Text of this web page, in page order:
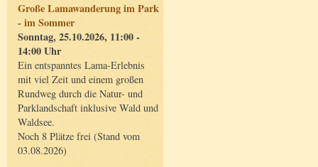
Große Lamawanderung im Park
- im Sommer
Sonntag, 25.10.2026, 11:00 -
14:00 Uhr
Ein entspanntes Lama-Erlebnis
mit viel Zeit und einem großen
Rundweg durch die Natur- und
Parklandschaft inklusive Wald und
Waldsee.
Noch 8 Plätze frei (Stand vom
03.08.2026)